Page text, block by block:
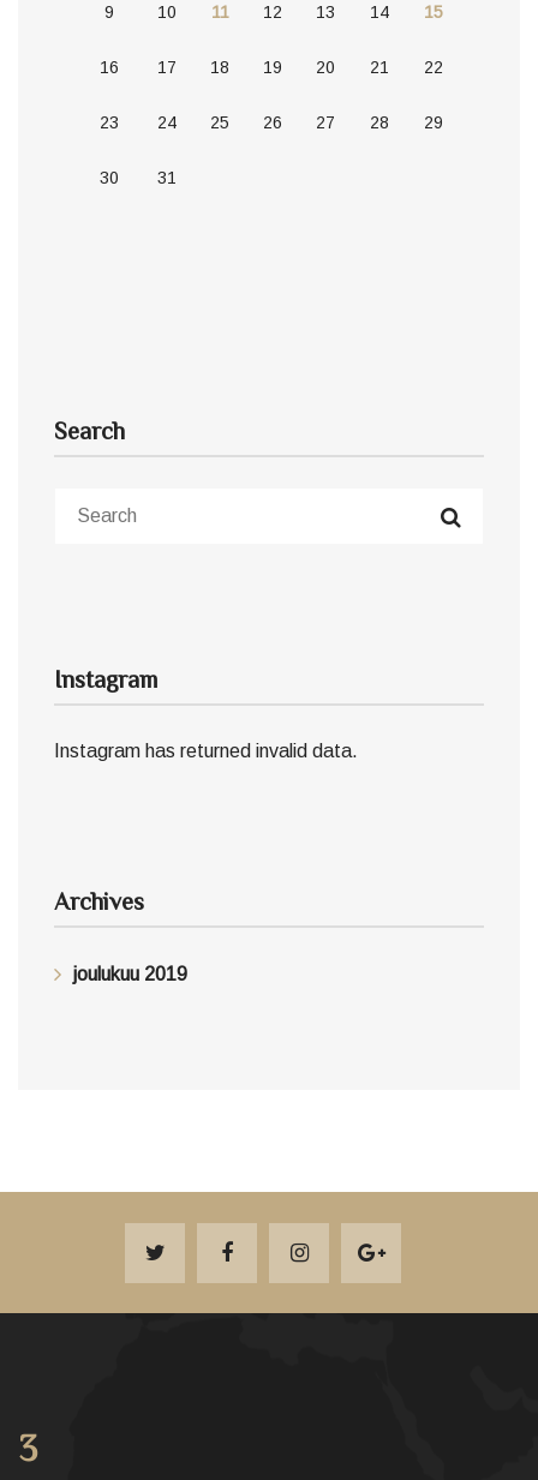
9 10 11 12 13 14 15
16 17 18 19 20 21 22
23 24 25 26 27 28 29
30 31
Search
Instagram
Instagram has returned invalid data.
Archives
joulukuu 2019
3